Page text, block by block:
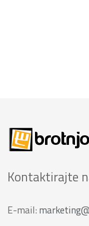
Kontaktirajte
E-mail: